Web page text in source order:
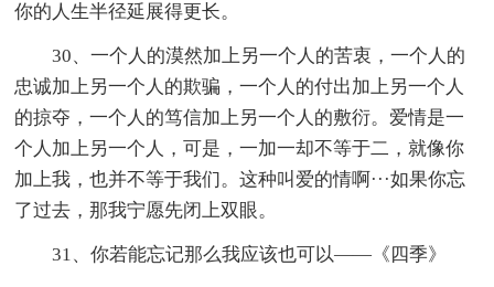
你的人生半径延展得更长。
30、一个人的漠然加上另一个人的苦衷，一个人的
忠诚加上另一个人的欺骗，一个人的付出加上另一个人
的掠夺，一个人的笃信加上另一个人的敷衍。爱情是一
个人加上另一个人，可是，一加一却不等于二，就像你
加上我，也并不等于我们。这种叫爱的情啊···如果你忘
了过去，那我宁愿先闭上双眼。
31、你若能忘记那么我应该也可以——《四季》